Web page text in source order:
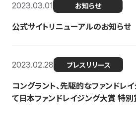
2023.03.01 お知らせ
公式サイトリニューアルのお知らせ
2023.02.28 プレスリリース
コングラント、先駆的なファンドレ
て日本ファンドレイジング大賞 特